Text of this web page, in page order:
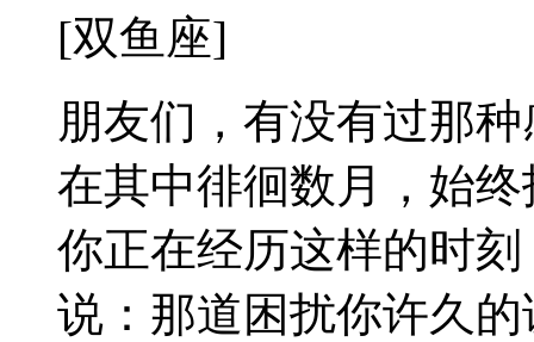
[双鱼座]
朋友们，有没有过那
在其中徘徊数月，始
你正在经历这样的时
说：那道困扰你许久